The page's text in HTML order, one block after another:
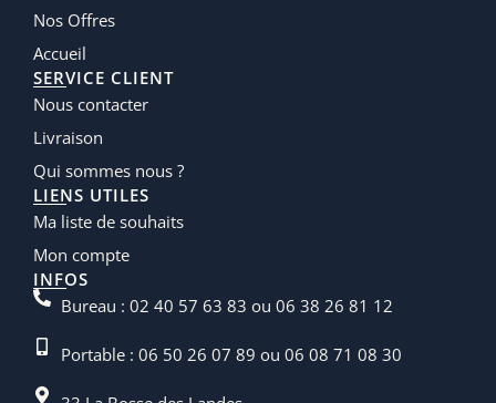
Nos Offres
Accueil
SERVICE CLIENT
Nous contacter
Livraison
Qui sommes nous ?
LIENS UTILES
Ma liste de souhaits
Mon compte
INFOS
Bureau : 02 40 57 63 83 ou 06 38 26 81 12
Portable : 06 50 26 07 89 ou 06 08 71 08 30